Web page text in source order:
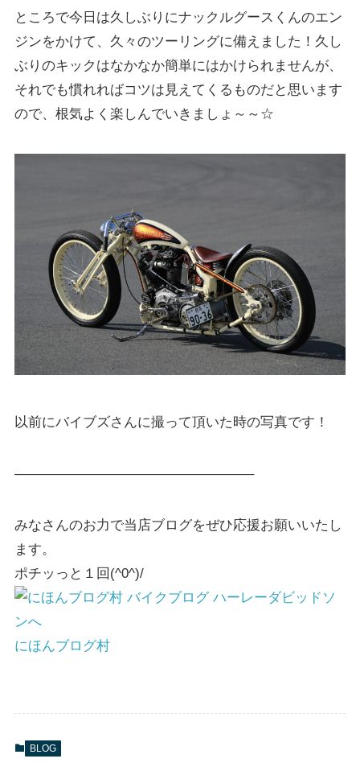
ところで今日は久しぶりにナックルグースくんのエン
ジンをかけて、久々のツーリングに備えました！久し
ぶりのキックはなかなか簡単にはかけられませんが、
それでも慣れればコツは見えてくるものだと思います
ので、根気よく楽しんでいきましょ～～☆
以前にバイブズさんに撮って頂いた時の写真です！
—————————————————–
みなさんのお力で当店ブログをぜひ応援お願いいたし
ます。
ポチッっと１回(^0^)/
にほんブログ村
BLOG